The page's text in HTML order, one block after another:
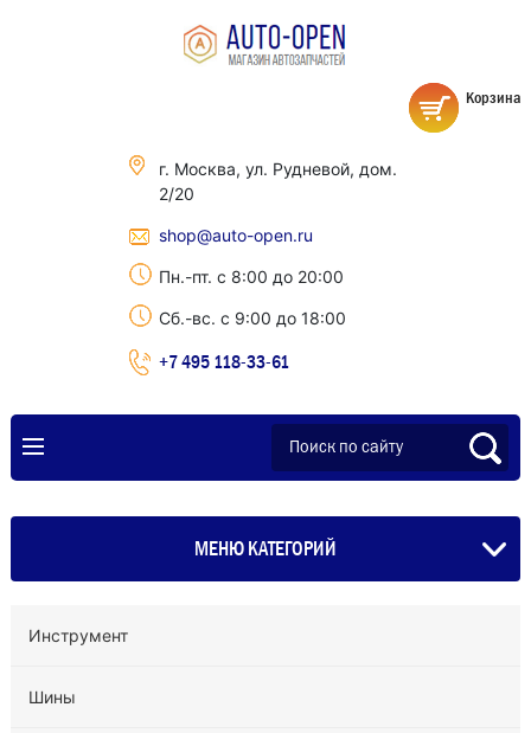
г. Москва, ул. Рудневой, дом.
2/20
shop@auto-open.ru
Пн.-пт. с 8:00 до 20:00
Сб.-вс. с 9:00 до 18:00
+7 495 118-33-61
Корзина
МЕНЮ КАТЕГОРИЙ
Инструмент
Шины